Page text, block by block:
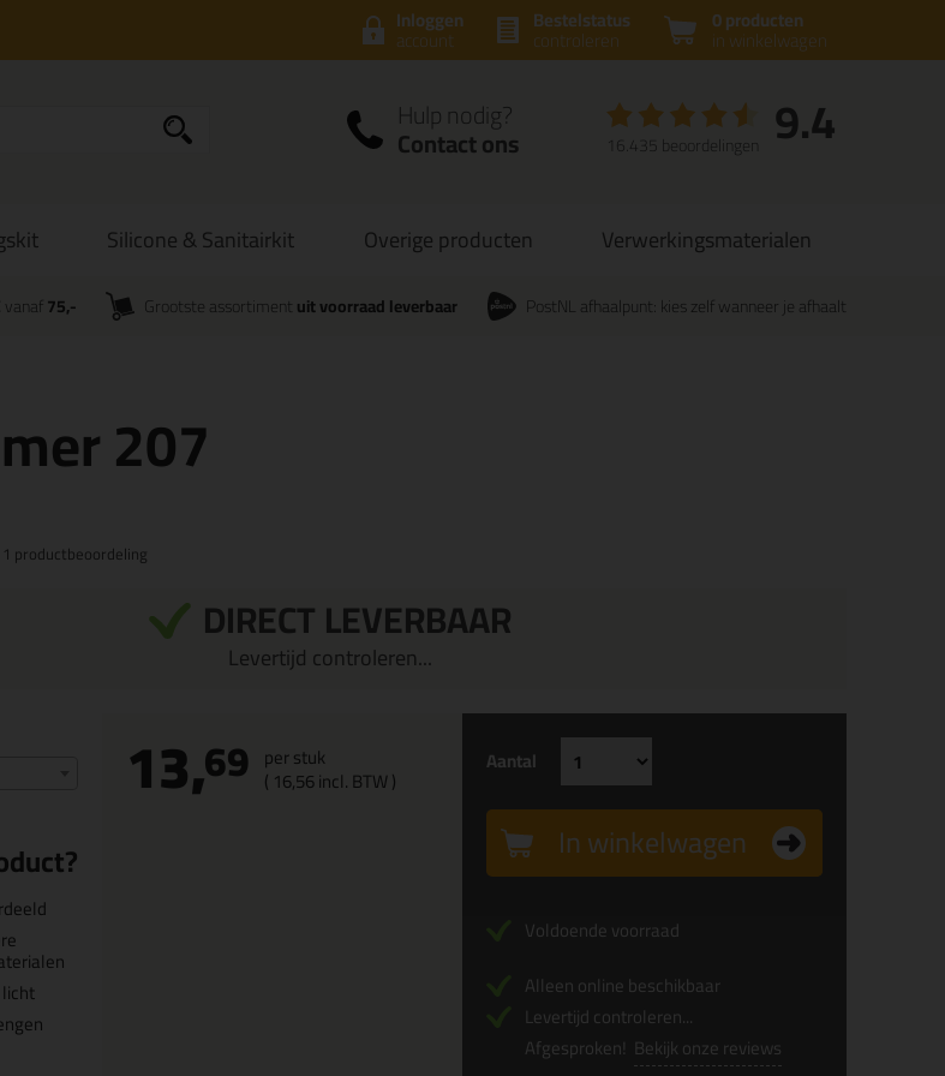
0 producten
in winkelwagen
Bestelstatus
controleren
Inloggen
account
Hulp nodig?
Contact ons 9.4
16.435 beoordelingen
Silicone & Sanitairkit Overige producten Verwerkingsmaterialen
vanaf 75,- Grootste assortiment uit voorraad leverbaar PostNL afhaalpunt: kies zelf wanneer je afhaalt
207
1 productbeoordeling
DIRECT LEVERBAAR
Levertijd controleren...
13,69 per stuk
( 16,56incl. BTW )
Aantal
In winkelwagen
Voldoende voorraad
Alleen online beschikbaar
Levertijd controleren...
Afgesproken! Bekijk onze reviews